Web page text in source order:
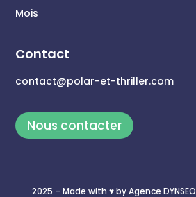
Mois
Contact
contact@polar-et-thriller.com
Nous contacter
2025 – Made with ♥ byAgence DYNSEO